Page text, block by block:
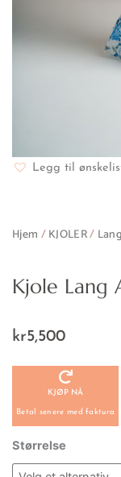
Legg til
Hjem /KJOLER/
Kjole Lang
kr5,500
KJØP NÅ
Betal senere med faktura
Størrelse
Lang
Antibes